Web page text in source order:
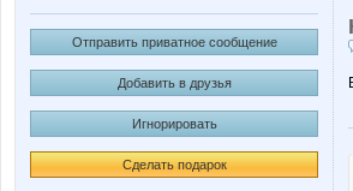
Отправить приватное сообщение
Добавить в друзья
Игнорировать
Сделать подарок